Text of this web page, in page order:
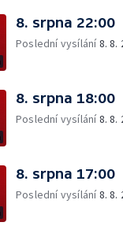
8. srpna 22:00
Poslední vysílání8. 8.
8. srpna 18:00
Poslední vysílání8. 8.
8. srpna 17:00
Poslední vysílání8. 8.